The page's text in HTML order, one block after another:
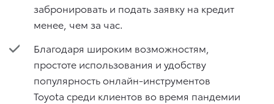
забронировать и подать заявку на кредит
менее, чем за час.
Благодаря широким возможностям,
простоте использования и удобству
популярность онлайн-инструментов
Toyota среди клиентов во время пандемии